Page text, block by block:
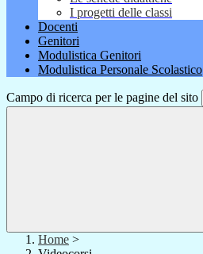
I progetti delle classi
Docenti
Genitori
Modulistica Genitori
Modulistica Personale Scolastico
Campo di ricerca per le pagine del sito
Home >